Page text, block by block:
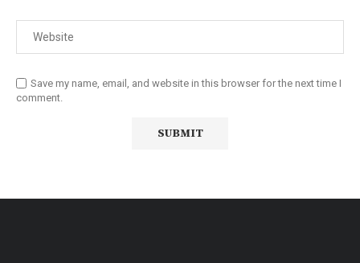
Save my name, email, and website in this browser for the next time I
comment.